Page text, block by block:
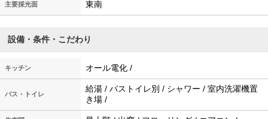
主要採光面 東南
設備・条件・こだわり
キッチン オール電化 /
バス・トイレ
給湯 / バストイレ別 / シャワー / 室内洗濯機置
き場 /